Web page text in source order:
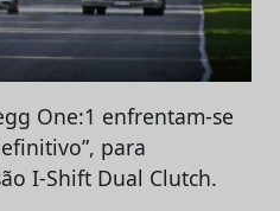
One:1 enfrentam-se
para
I-Shift Dual Clutch.